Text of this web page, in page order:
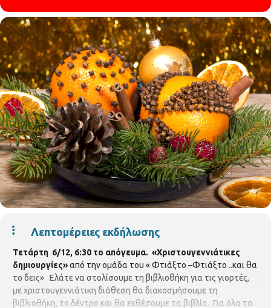
Λεπτομέρειες εκδήλωσης
Τετάρτη 6/12, 6:30 το απόγευμα. «Χριστουγεννιάτικες
δημιουργίες»από την ομάδα του « Φτιάξτο –Φτιάξτο ..και θα
το δεις» Ελάτε να στολίσουμε τη βιβλιοθήκη για τις γιορτές,
με χριστουγεννιάτικη διάθεση θα διακοσμήσουμε τη
βιβλιοθήκη, το δέντρο και θα εκθέσουμε τα βιβλία. Για όλα τα